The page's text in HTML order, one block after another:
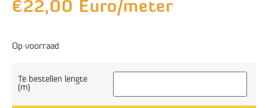
€22,00 Euro/meter
Op voorraad
Te bestellen lengte
(m)